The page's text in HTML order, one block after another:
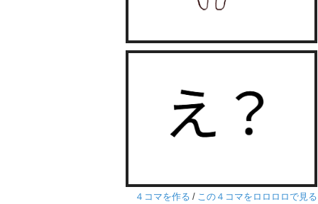
この４コマをロロロロで見る
/
４コマを作る